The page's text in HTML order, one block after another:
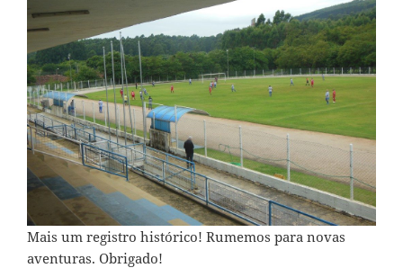
Mais um registro histórico! Rumemos para novas
aventuras. Obrigado!